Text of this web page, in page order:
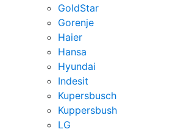
GoldStar
Gorenje
Haier
Hansa
Hyundai
Indesit
Kupersbusch
Kuppersbush
LG